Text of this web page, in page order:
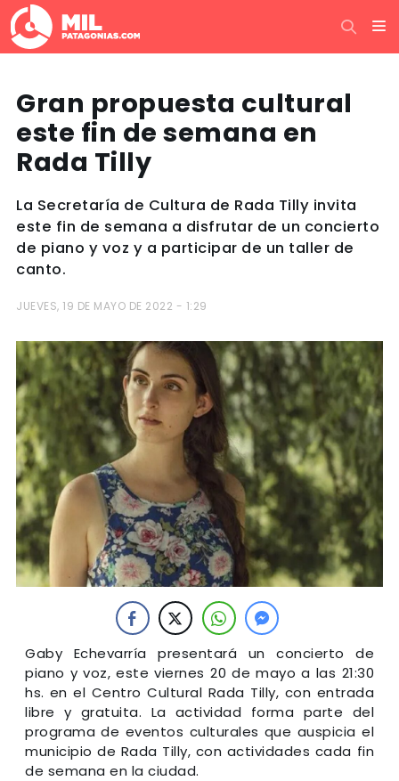
Gran propuesta cultural
este fin de semana en
Rada Tilly
La Secretaría de Cultura de Rada Tilly invita
este fin de semana a disfrutar de un concierto
de piano y voz y a participar de un taller de
canto.
JUEVES, 19 DE MAYO DE 2022 - 1:29
Gaby Echevarría presentará un concierto de
piano y voz, este viernes 20 de mayo a las 21:30
hs. en el Centro Cultural Rada Tilly, con entrada
libre y gratuita. La actividad forma parte del
programa de eventos culturales que auspicia el
municipio de Rada Tilly, con actividades cada fin
de semana en la ciudad.